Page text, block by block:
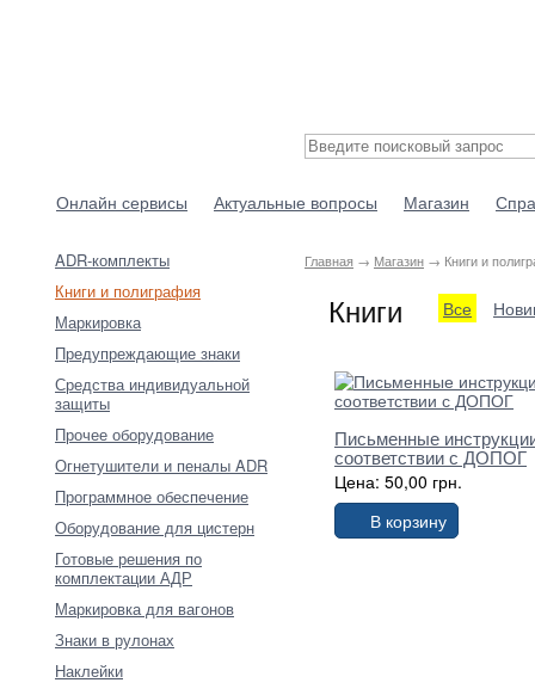
Онлайн сервисы Актуальные вопросы Магазин
ADR-комплекты
Книги и полиграфия
Маркировка
Предупреждающие знаки
Средства индивидуальной
защиты
Прочее оборудование
Огнетушители и пеналы ADR
Программное обеспечение
Оборудование для цистерн
Готовые решения по
комплектации АДР
Маркировка для вагонов
Знаки в рулонах
Наклейки
Главная → Магазин → Книги и
Книги Все
Письменные
соответствии с ДОПОГ
Цена: 50,00 грн.
В корзину